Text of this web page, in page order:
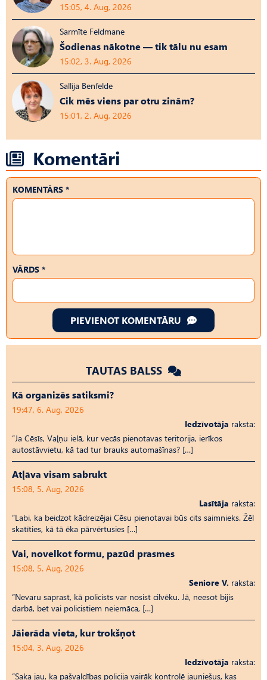
15:05, 4. Aug, 2026
Sarmīte Feldmane
Šodienas nākotne — tik tālu nu esam
15:02, 3. Aug, 2026
Sallija Benfelde
Cik mēs viens par otru zinām?
15:01, 2. Aug, 2026
Komentāri
KOMENTĀRS *
VĀRDS *
PIEVIENOT KOMENTĀRU
TAUTAS BALSS
Kā organizēs satiksmi?
19:47, 6. Aug, 2026
Iedzīvotāja raksta:
“Ja Cēsīs, Vaļņu ielā, kur vecās pienotavas teritorija, ierīkos
autostāvvietu, kā tad tur brauks automašīnas? […]
Atļāva visam sabrukt
15:08, 5. Aug, 2026
Lasītāja raksta:
“Labi, ka beidzot kādreizējai Cēsu pienotavai būs cits saimnieks. Žēl
skatīties, kā tā ēka pārvērtusies […]
Vai, novelkot formu, pazūd prasmes
15:08, 5. Aug, 2026
Seniore V. raksta:
“Nevaru saprast, kā policists var nosist cilvēku. Jā, neesot bijis
darbā, bet vai policistiem neiemāca, […]
Jāierāda vieta, kur trokšņot
15:04, 3. Aug, 2026
Iedzīvotāja raksta:
“Saka jau, ka pašvaldības policija vairāk kontrolē jauniešus, kas